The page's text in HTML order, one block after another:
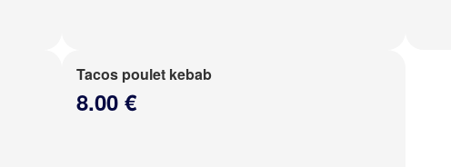
Tacos poulet kebab
8.00 €